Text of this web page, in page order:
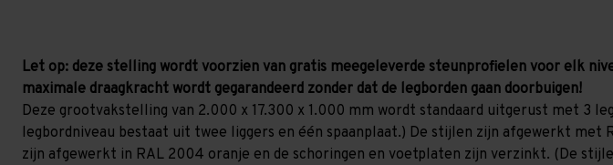
Let op: deze stelling wordt voorzien van gratis meegeleverde steunprofielen voor elk
maximale draagkracht wordt gegarandeerd zonder dat de legborden gaan doorbuigen!
Deze grootvakstelling van 2.000 x 17.300 x 1.000 mm wordt standaard uitgerust met 3
legbordniveau bestaat uit twee liggers en één spaanplaat.) De stijlen zijn afgewerkt met
zijn afgewerkt in RAL 2004 oranje en de schoringen en voetplaten zijn verzinkt. (De